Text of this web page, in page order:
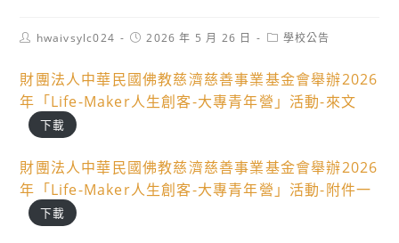
Posthwaivsylc024
Post2026 年 5 月 26 日
Post學校公告
財團法人中華民國佛教慈濟慈善事業基金會舉辦2026
年「Life-Maker人生創客-大專青年營」活動-來文
下載
財團法人中華民國佛教慈濟慈善事業基金會舉辦2026
年「Life-Maker人生創客-大專青年營」活動-附件一
下載